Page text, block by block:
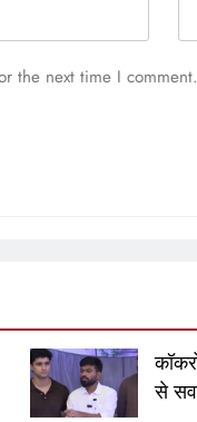
the next time I comment.
से